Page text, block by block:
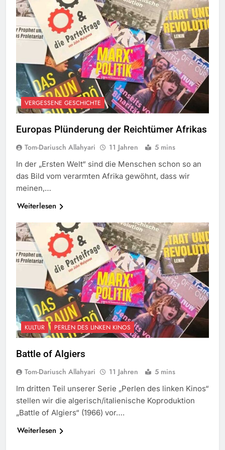
VERGESSENE GESCHICHTE
Europas Plünderung der Reichtümer Afrikas
Tom-Dariusch Allahyari 11 Jahren 5 mins
In der „Ersten Welt“ sind die Menschen schon so an
das Bild vom verarmten Afrika gewöhnt, dass wir
meinen,…
Weiterlesen
KULTUR PERLEN DES LINKEN KINOS
Battle of Algiers
Tom-Dariusch Allahyari 11 Jahren 5 mins
Im dritten Teil unserer Serie „Perlen des linken Kinos“
stellen wir die algerisch/italienische Koproduktion
„Battle of Algiers“ (1966) vor….
Weiterlesen